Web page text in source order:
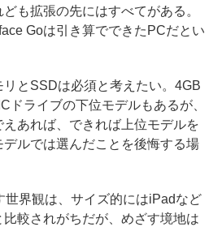
も拡張の先にはすべてがある。
Goは引き算でできたPCだとい
とSSDは必須と考えたい。4GB
ドライブの下位モデルもあるが、
えあれば、できれば上位モデルを
ルでは選んだことを後悔する場
界観は、サイズ的にはiPadなど
較されがちだが、めざす境地は